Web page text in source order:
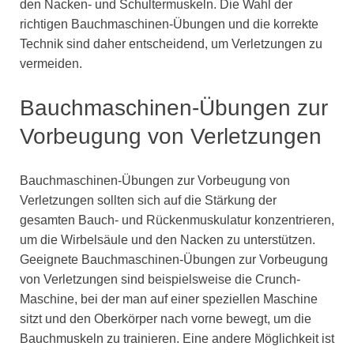
den Nacken- und Schultermuskeln. Die Wahl der
richtigen Bauchmaschinen-Übungen und die korrekte
Technik sind daher entscheidend, um Verletzungen zu
vermeiden.
Bauchmaschinen-Übungen zur
Vorbeugung von Verletzungen
Bauchmaschinen-Übungen zur Vorbeugung von
Verletzungen sollten sich auf die Stärkung der
gesamten Bauch- und Rückenmuskulatur konzentrieren,
um die Wirbelsäule und den Nacken zu unterstützen.
Geeignete Bauchmaschinen-Übungen zur Vorbeugung
von Verletzungen sind beispielsweise die Crunch-
Maschine, bei der man auf einer speziellen Maschine
sitzt und den Oberkörper nach vorne bewegt, um die
Bauchmuskeln zu trainieren. Eine andere Möglichkeit ist